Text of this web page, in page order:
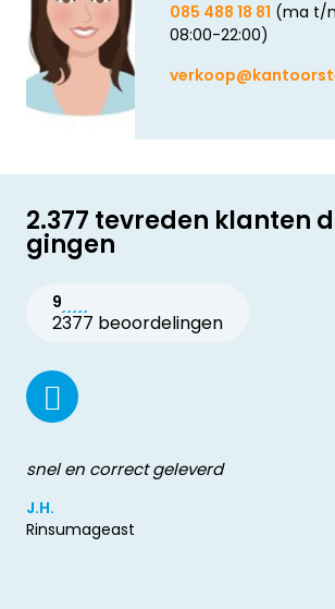
085 488 18 81 (ma t/
08:00-22:00)
2.377 tevreden klanten
gingen
9
2377 beoordelingen
snel en correct geleverd
J.H.
Rinsumageast